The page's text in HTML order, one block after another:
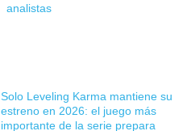
analistas
Solo Leveling Karma mantiene su
estreno en 2026: el juego más
importante de la serie prepara